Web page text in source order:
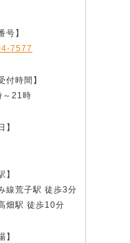
号】
7577
付時間】
～21時
】
】
線荒子駅 徒歩3分
畑駅 徒歩10分
】